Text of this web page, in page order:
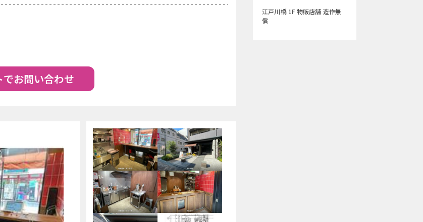
でお問い合わせ
江戸川橋 1F 物販店舗 造作無
償